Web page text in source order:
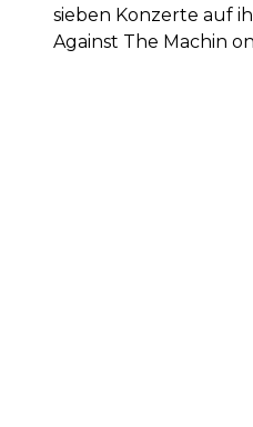
sieben Konzerte auf
Against The Machin